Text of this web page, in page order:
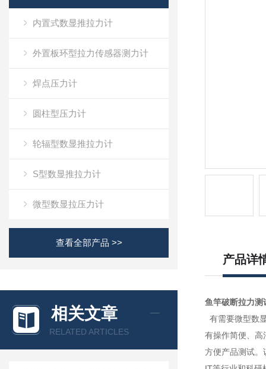
内置式数显推拉力计
外置板环型拉力传感器测力计
焊点压力计
圆柱型压力计
轮辐型数显推拉力计
S型数显推拉力计
微型数显拉压力计
查看全部产品 >>
相关文章
RELATED ARTICLES
产品详
鱼竿破断拉力测
有需要微型数
有操作简便、
方便产品测试。